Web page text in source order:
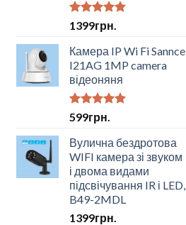
Оцінено в
з 5
1399грн.
Камера IP Wi Fi Sannce
I21AG 1MP camera
відеоняня
Оцінено в
з 5
599грн.
Вулична бездротова
WIFI камера зі звуком
і двома видами
підсвічування IR і LED,
B49-2MDL
1399грн.